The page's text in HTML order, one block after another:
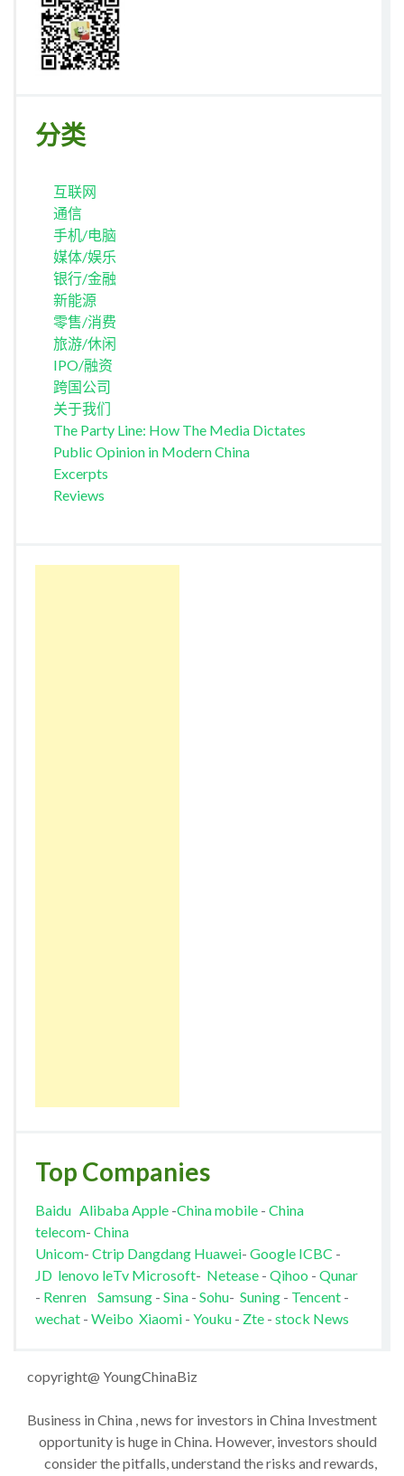
分类
互联网
通信
手机/电脑
媒体/娱乐
银行/金融
新能源
零售/消费
旅游/休闲
IPO/融资
跨国公司
关于我们
The Party Line: How The Media Dictates
Public Opinion in Modern China
Excerpts
Reviews
Top Companies
Baidu AlibabaApple-China mobile- China
telecom- China
Unicom- Ctrip Dangdang Huawei- Google ICBC -
JD lenovo leTv Microsoft- Netease- Qihoo - Qunar
- Renren Samsung- Sina- Sohu- Suning- Tencent-
wechat - Weibo Xiaomi- Youku - Zte- stock News
copyright@ YoungChinaBiz
Business in China , news for investors in China Investment
opportunity is huge in China. However, investors should
consider the pitfalls, understand the risks and rewards,